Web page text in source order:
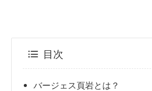
目次
バージェス頁岩とは？